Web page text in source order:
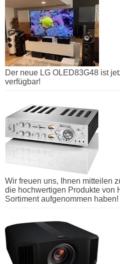
Der neue LG OLED83G48 ist
verfügbar!
Wir freuen uns, Ihnen mitteilen
die hochwertigen Produkte von
Sortiment aufgenommen haben!